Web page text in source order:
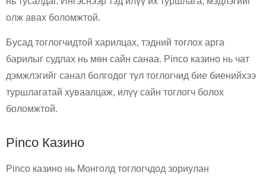
олж авах боломжтой.
Бусад тоглогчидтой харилцах, тэдний тоглох арга
барилыг судлах нь мөн сайн санаа. Pinco казино нь чат
дэмжлэгийг санал болгодог тул тоглогчид бие биенийхээ
туршлагатай хуваалцаж, илүү сайн тоглогч болох
боломжтой.
Pinco Казино
Pinco казино нь Монголд тоглогчдод зориулан